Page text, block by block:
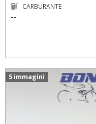
CARBURANTE
--
5 immagini